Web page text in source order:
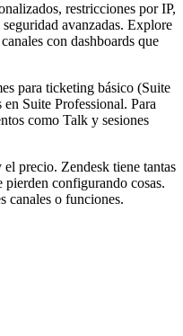
restricciones por IP,
avanzadas. Explore
con dashboards que
para ticketing básico (Suite
en Suite Professional. Para
como Talk y sesiones
precio. Zendesk tiene tantas
pierden configurando cosas.
canales o funciones.